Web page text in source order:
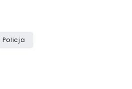
Policja